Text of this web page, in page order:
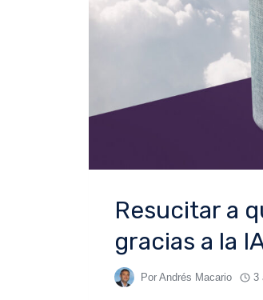
Resucitar a
gracias a la
Por Andrés Macario 3